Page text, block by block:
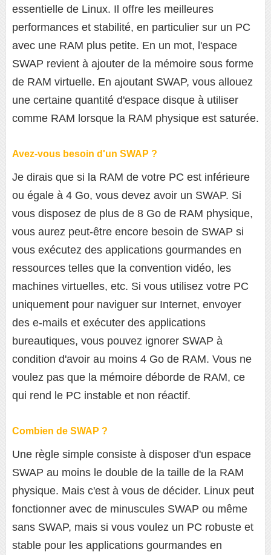
essentielle de Linux. Il offre les meilleures
performances et stabilité, en particulier sur un PC
avec une RAM plus petite. En un mot, l'espace
SWAP revient à ajouter de la mémoire sous forme
de RAM virtuelle. En ajoutant SWAP, vous allouez
une certaine quantité d'espace disque à utiliser
comme RAM lorsque la RAM physique est saturée.
Avez-vous besoin d'un SWAP ?
Je dirais que si la RAM de votre PC est inférieure
ou égale à 4 Go, vous devez avoir un SWAP. Si
vous disposez de plus de 8 Go de RAM physique,
vous aurez peut-être encore besoin de SWAP si
vous exécutez des applications gourmandes en
ressources telles que la convention vidéo, les
machines virtuelles, etc. Si vous utilisez votre PC
uniquement pour naviguer sur Internet, envoyer
des e-mails et exécuter des applications
bureautiques, vous pouvez ignorer SWAP à
condition d'avoir au moins 4 Go de RAM. Vous ne
voulez pas que la mémoire déborde de RAM, ce
qui rend le PC instable et non réactif.
Combien de SWAP ?
Une règle simple consiste à disposer d'un espace
SWAP au moins le double de la taille de la RAM
physique. Mais c'est à vous de décider. Linux peut
fonctionner avec de minuscules SWAP ou même
sans SWAP, mais si vous voulez un PC robuste et
stable pour les applications gourmandes en